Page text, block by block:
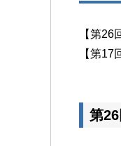
【第26
【第17
第